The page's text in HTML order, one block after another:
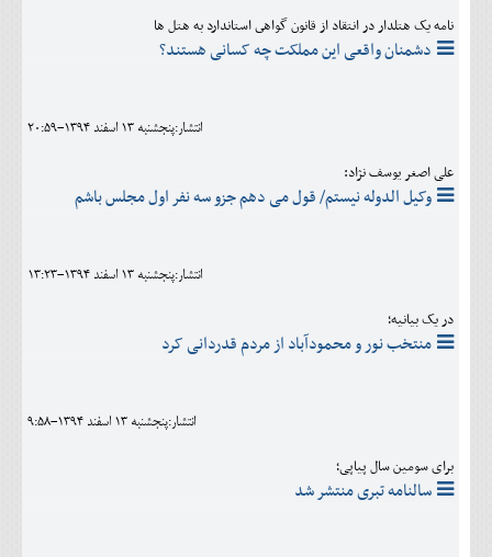
نامه یک هتلدار در انتقاد از قانون گواهى استاندارد به هتل ها
دشمنان واقعی این مملکت چه کسانی هستند؟
انتشار:پنجشنبه 13 اسفند 1394-20:59
علی اصغر یوسف نژاد:
وکیل الدوله نیستم/ قول می دهم جزو سه نفر اول مجلس باشم
انتشار:پنجشنبه 13 اسفند 1394-13:23
در یک بیانیه؛
منتخب نور و محمودآباد از مردم قدردانی کرد
انتشار:پنجشنبه 13 اسفند 1394-9:58
برای سومین سال پیاپی؛
سالنامه تبری منتشر شد